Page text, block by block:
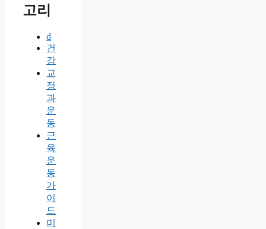
고리
d
건
강
교
정
과
운
동
근
육
운
동
가
이
드
미